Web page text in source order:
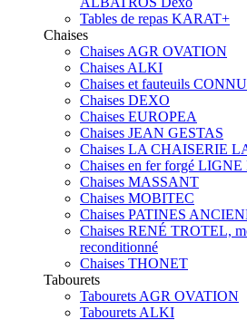
Tables de repas KARAT+
Chaises
Chaises AGR OVATION
Chaises ALKI
Chaises et fauteuils
Chaises DEXO
Chaises EUROPEA
Chaises JEAN GESTAS
Chaises LA CHAISERIE
Chaises en fer forgé
Chaises MASSANT
Chaises MOBITEC
Chaises PATINES
Chaises RENÉ TROTEL,
reconditionné
Chaises THONET
Tabourets
Tabourets AGR OVATION
Tabourets ALKI